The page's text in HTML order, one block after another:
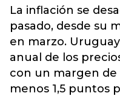
La inflación se
pasado, desde su
en marzo.
anual de los
con un margen de
menos 1,5 puntos